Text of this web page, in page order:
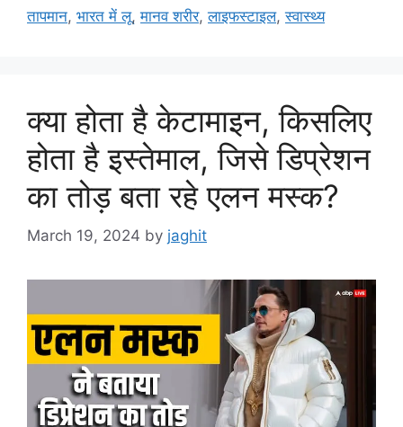
o
तापमान, भारत में लू,मानव शरीर,लाइफस्टाइल,स्वास्थ्य
क्या होता है केटामाइन, किसलिए
होता है इस्तेमाल, जिसे डिप्रेशन
का तोड़ बता रहे एलन मस्क?
March 19, 2024 by jaghit